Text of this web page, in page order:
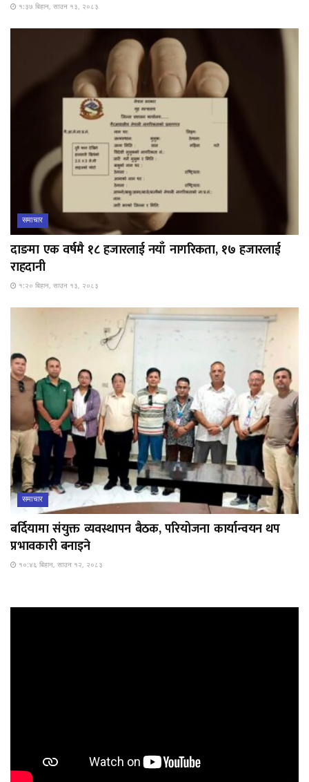
१:३७ बिहान, साउन १३, २०८३
समाचार
दाङमा एक वर्षमै १८ हजारलाई नयाँ नागरिकता, १७ हजारलाई
राहदानी
१:२० बिहान, साउन १३, २०८३
समाचार
बर्दियामा संयुक्त व्यवस्थापन बैठक, परियोजना कार्यान्वयन थप
प्रभावकारी बनाइने
१०:४६ बिहान, साउन १२, २०८३